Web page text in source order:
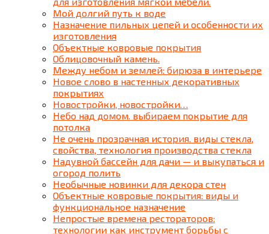
Мой долгий путь к воде
Назначение пильных цепей и особенности их
изготовления
Объектные ковровые покрытия
Облицовочный камень.
Между небом и землей: бирюза в интерьере
Новое слово в настенных декоративных
покрытиях
Новостройки, новостройки…
Небо над домом. выбираем покрытие для
потолка
Не очень прозрачная история. виды стекла,
свойства, технология производства стекла
Надувной бассейн для дачи — и выкупаться и
огород полить
Необычные новинки для декора стен
Объектные ковровые покрытия: виды и
функциональное назначение
Непростые времена рестораторов:
технологии как инструмент борьбы с